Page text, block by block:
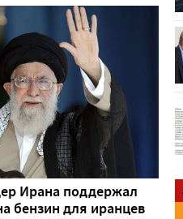
Ирана поддержал
бензин для иранцев